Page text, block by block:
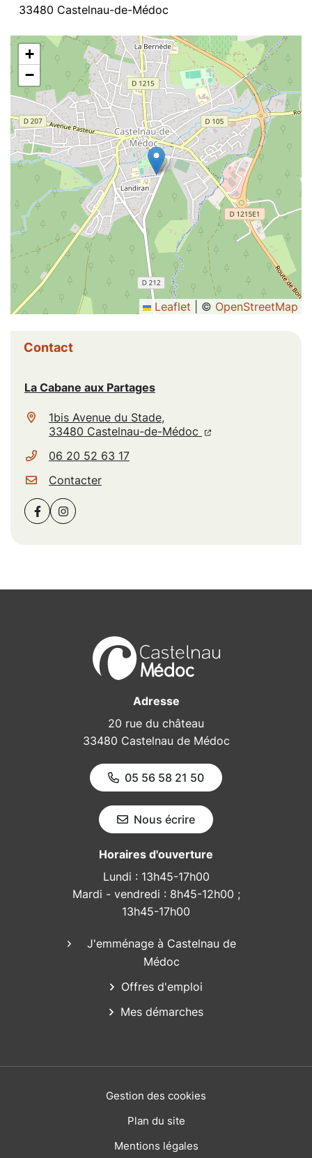
33480 Castelnau-de-Médoc
+
−
Leaflet © OpenStreetMap
Informations complémentaires
Contact
La Cabane aux Partages
1bis Avenue du Stade,
33480 Castelnau-de-Médoc (ouverture dans un
(ouverture dans
06 20 52 63 17
Contacter
Facebook
(ouverture dans un nouvel onglet)
Instagram
(ouverture dans un nouvel onglet)
Adresse
20 rue du château
33480 Castelnau de Médoc
05 56 58 21 50
Nous écrire
Horaires d'ouverture
Lundi : 13h45-17h00
Mardi - vendredi : 8h45-12h00 ;
13h45-17h00
J'emménage à Castelnau de
Médoc
Offres d'emploi
Mes démarches
Gestion des cookies
Plan du site
Mentions légales